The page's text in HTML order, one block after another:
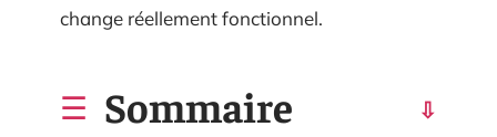
change réellement fonctionnel.
Sommaire